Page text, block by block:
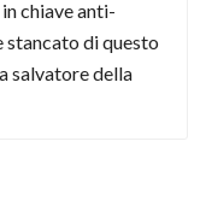
chiave anti-
stancato di questo
salvatore della